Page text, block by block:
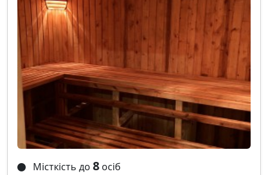
Місткість до 8 осіб